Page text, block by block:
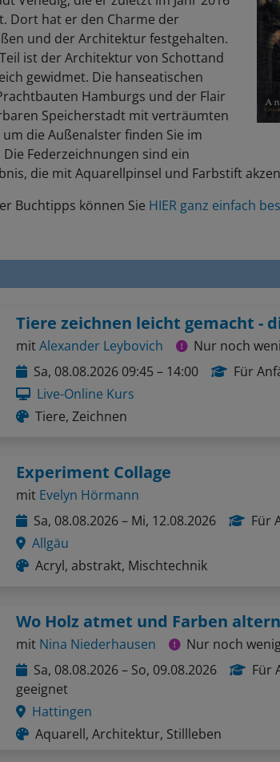
Dort hat er den Charme der
und der Architektur festgehalten.
ist der Architektur von Schottand
gewidmet. Die hanseatischen
Hamburgs und der Flair
Speicherstadt mit verträumten
die Außenalster finden Sie im
Die Federzeichnungen sind ein
die mit Aquarellpinsel und Farbstift
Buchtipps können Sie HIER ganz einfach
Tiere zeichnen leicht gemacht -
mitAlexander Leybovich
Nur noch
Sa, 08.08.2026 09:45 – 14:00
Für
Live-Online Kurs
Tiere, Zeichnen
Experiment Collage
mit Evelyn Hörmann
Sa, 08.08.2026 – Mi, 12.08.2026
Für
Allgäu
Acryl, abstrakt, Mischtechnik
mit Nina Niederhausen
Nur noch
Sa, 08.08.2026 – So, 09.08.2026
Für
geeignet
Hattingen
Aquarell, Architektur, Stillleben